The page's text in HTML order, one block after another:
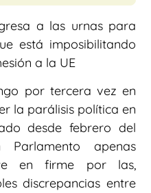
a las urnas para
está imposibilitando
a la UE
por tercera vez en
la parálisis política en
desde febrero del
apenas
en firme por las,
discrepancias entre